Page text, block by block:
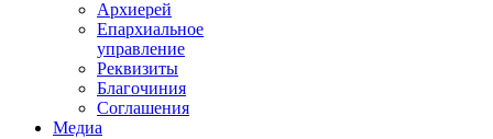
Архиерей
Епархиальное
управление
Реквизиты
Благочиния
Соглашения
Медиа